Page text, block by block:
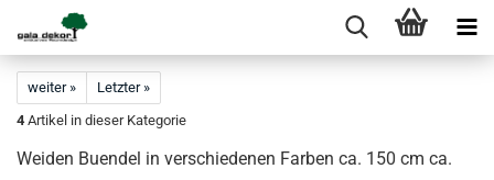
weiter »
Letzter »
4 Artikel in dieser Kategorie
Weiden Buendel in verschiedenen Farben ca. 150 cm ca.